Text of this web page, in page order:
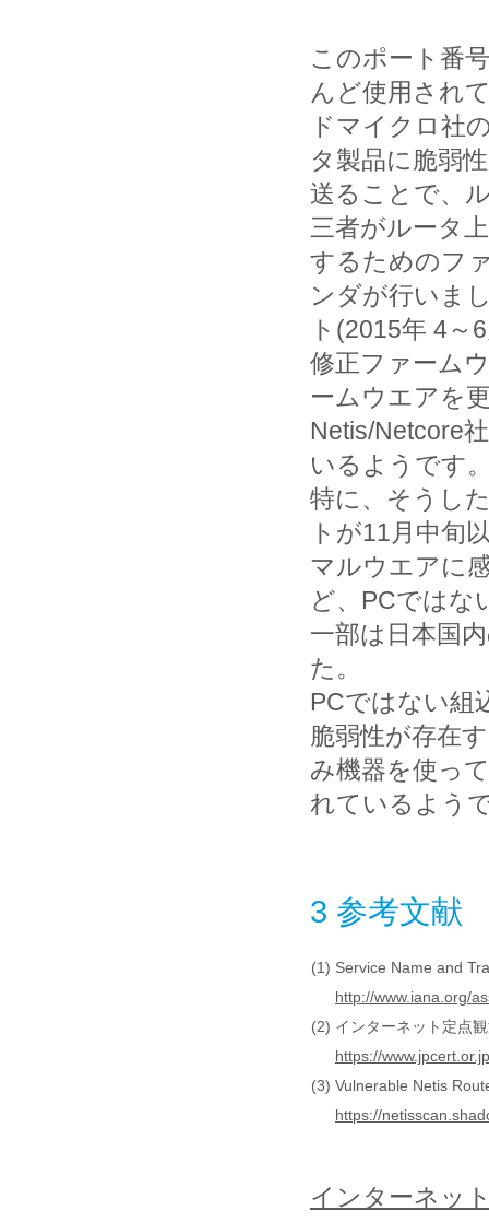
このポート番
んど使用され
ドマイクロ社
タ製品に脆弱
送ることで、
三者がルータ
するためのフ
ンダが行いま
ト(2015年 4～
修正ファーム
ームウエアを
Netis/Netcore
いるようです
特に、そうし
トが11月中旬
マルウエアに
ど、PCではな
一部は日本国
た。
PCではない組
脆弱性が存在
み機器を使っ
れているよう
3 参考文献
(1) Service Name and
http://www.iana.org/
(2) インターネット定点
https://
(3) Vulnerable Netis
https://
インターネッ